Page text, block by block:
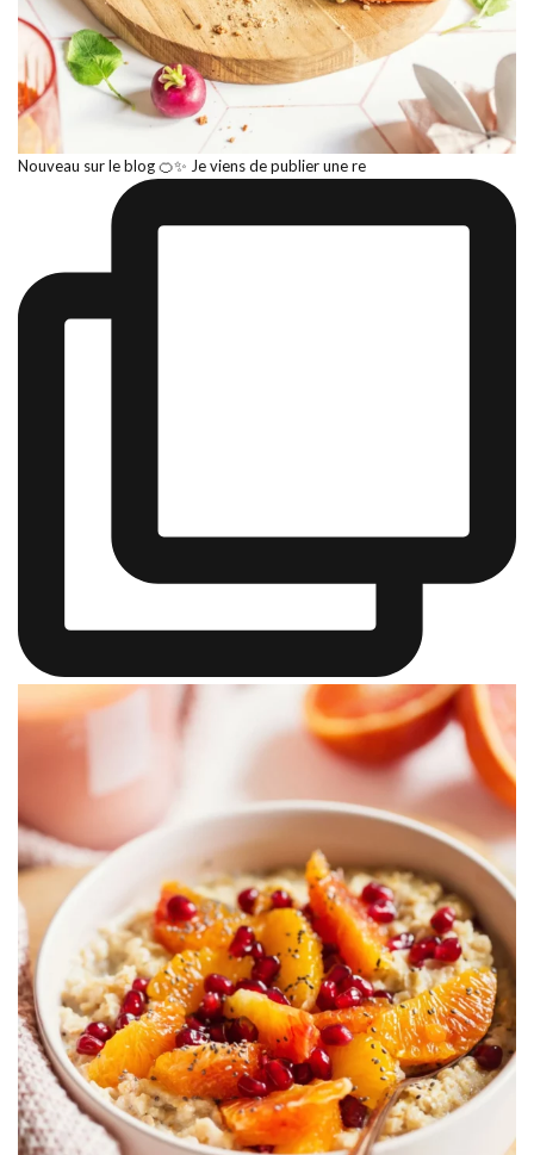
Nouveau sur le blog 🍊✨ Je viens de publier une re